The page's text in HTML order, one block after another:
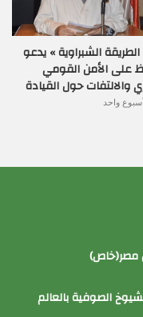
الشبراوية » يدعو
على الأمن القومي
والالتفات حول القيادة
واحد
مصر(خاص)
الصوفية بالعالم